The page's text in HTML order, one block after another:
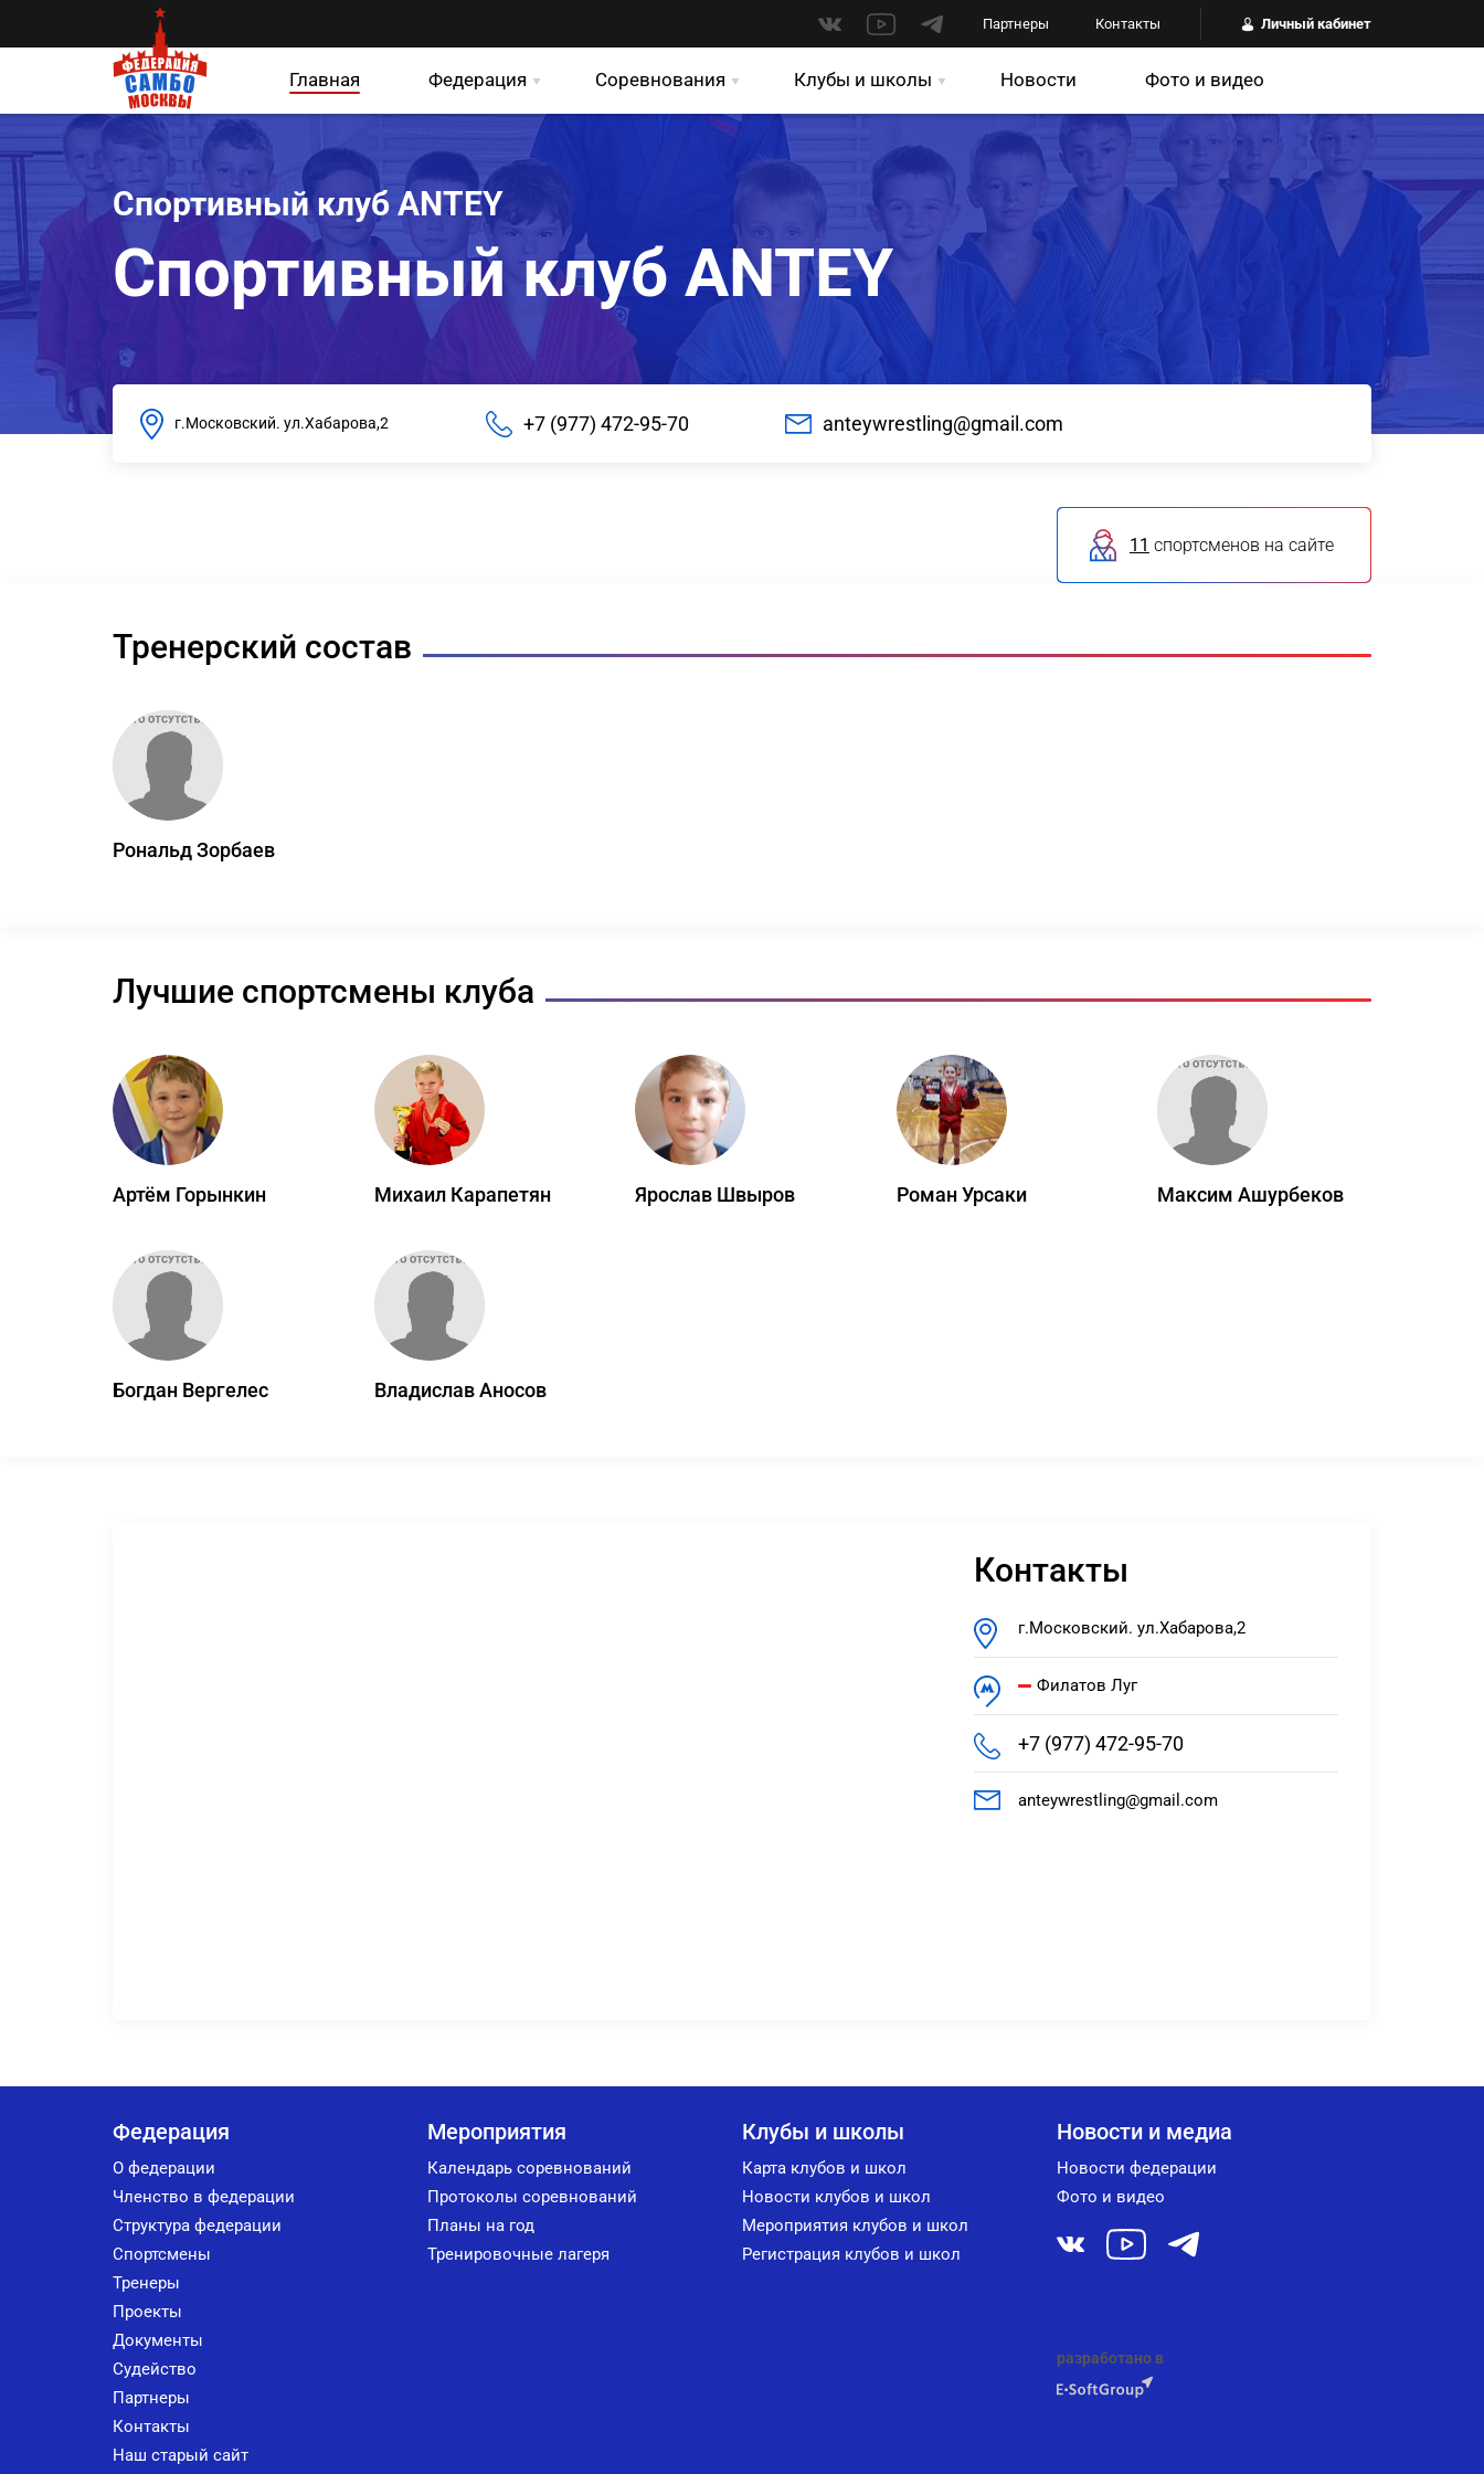
Партнеры Контакты Личный кабинет
Главная Федерация Соревнования Клубы и школы Новости Фото и видео
Спортивный клуб ANTEY
Спортивный клуб ANTEY
г.Московский. ул.Хабарова,2 +7 (977) 472-95-70 anteywrestling@gmail.com
11 спортсменов на сайте
Тренерский состав
Рональд Зорбаев
Лучшие спортсмены клуба
Артём Горынкин Михаил Карапетян Ярослав Швыров Роман Урсаки Максим Ашурбеков
Богдан Вергелес Владислав Аносов
Контакты
г.Московский. ул.Хабарова,2
Филатов Луг
+7 (977) 472-95-70
anteywrestling@gmail.com
Федерация
О федерации
Членство в федерации
Структура федерации
Спортсмены
Тренеры
Проекты
Документы
Судейство
Партнеры
Контакты
Наш старый сайт
Мероприятия
Календарь соревнований
Протоколы соревнований
Планы на год
Тренировочные лагеря
Клубы и школы
Карта клубов и школ
Новости клубов и школ
Мероприятия клубов и школ
Регистрация клубов и школ
Новости и медиа
Новости федерации
Фото и видео
разработано в